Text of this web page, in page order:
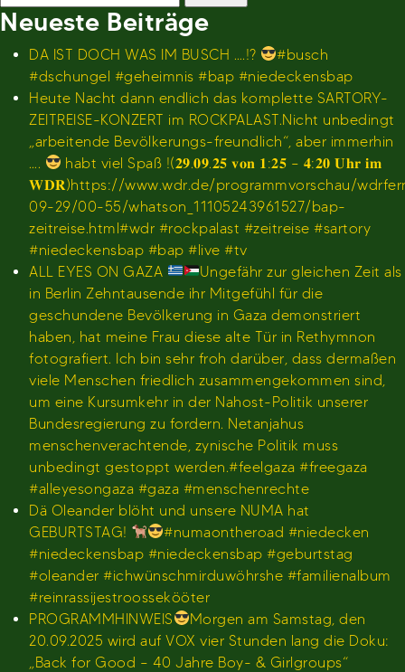
nach:
Neueste Beiträge
DA IST DOCH WAS IM BUSCH ….!?
#busch
#dschungel #geheimnis #bap #niedeckensbap
Heute Nacht dann endlich das komplette SARTORY-
ZEITREISE-KONZERT im ROCKPALAST.Nicht unbedingt
„arbeitende Bevölkerungs-freundlich“, aber immerhin
….
habt viel Spaß !(𝟐𝟗.𝟎𝟗.𝟐𝟓 𝐯𝐨𝐧 𝟏:𝟐𝟓 – 𝟒:𝟐𝟎 𝐔𝐡𝐫 𝐢𝐦
𝐖𝐃𝐑)https://www.wdr.de/programmvorschau/
09-29/00-55/whatson_11105243961527/bap-
zeitreise.html#wdr #rockpalast #zeitreise #sartory
#niedeckensbap #bap #live #tv
ALL EYES ON GAZA
Ungefähr zur gleichen Zeit als
in Berlin Zehntausende ihr Mitgefühl für die
geschundene Bevölkerung in Gaza demonstriert
haben, hat meine Frau diese alte Tür in Rethymnon
fotografiert. Ich bin sehr froh darüber, dass dermaßen
viele Menschen friedlich zusammengekommen sind,
um eine Kursumkehr in der Nahost-Politik unserer
Bundesregierung zu fordern. Netanjahus
menschenverachtende, zynische Politik muss
unbedingt gestoppt werden.#feelgaza #freegaza
#alleyesongaza #gaza #menschenrechte
Dä Oleander blöht und unsere NUMA hat
GEBURTSTAG!
#numaontheroad #niedecken
#niedeckensbap #niedeckensbap #geburtstag
#oleander #ichwünschmirduwöhrshe #familienalbum
#reinrassijestroossekööter
PROGRAMMHINWEIS
Morgen am Samstag, den
20.09.2025 wird auf VOX vier Stunden lang die Doku:
„Back for Good – 40 Jahre Boy- & Girlgroups“